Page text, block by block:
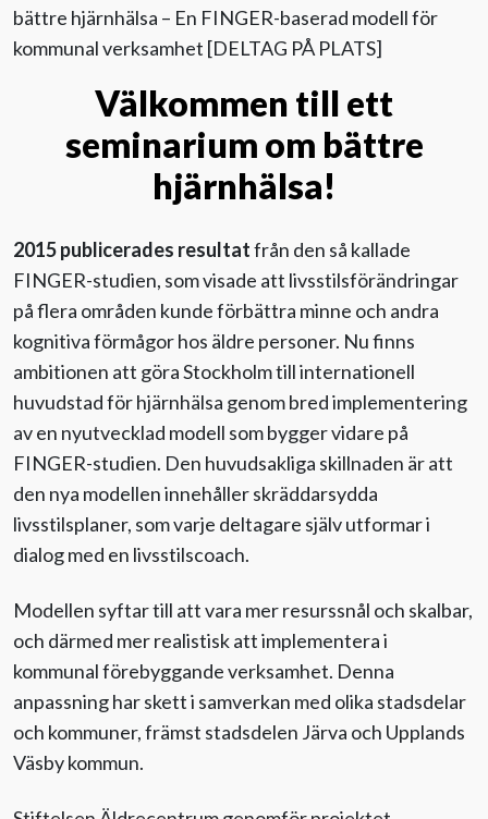
Evenemang
Aktuellt
bättre hjärnhälsa – En FINGER-baserad modell för
kommunal verksamhet [DELTAG PÅ PLATS]
Välkommen till ett
seminarium om bättre
hjärnhälsa!
2015 publicerades resultatfrån den så kallade
FINGER-studien, som visade att livsstilsförändringar
på flera områden kunde förbättra minne och andra
kognitiva förmågor hos äldre personer. Nu finns
ambitionen att göra Stockholm till internationell
huvudstad för hjärnhälsa genom bred implementering
av en nyutvecklad modell som bygger vidare på
FINGER-studien. Den huvudsakliga skillnaden är att
den nya modellen innehåller skräddarsydda
livsstilsplaner, som varje deltagare själv utformar i
dialog med en livsstilscoach.
Modellen syftar till att vara mer resurssnål och skalbar,
och därmed mer realistisk att implementera i
kommunal förebyggande verksamhet. Denna
anpassning har skett i samverkan med olika stadsdelar
och kommuner, främst stadsdelen Järva och Upplands
Väsby kommun.